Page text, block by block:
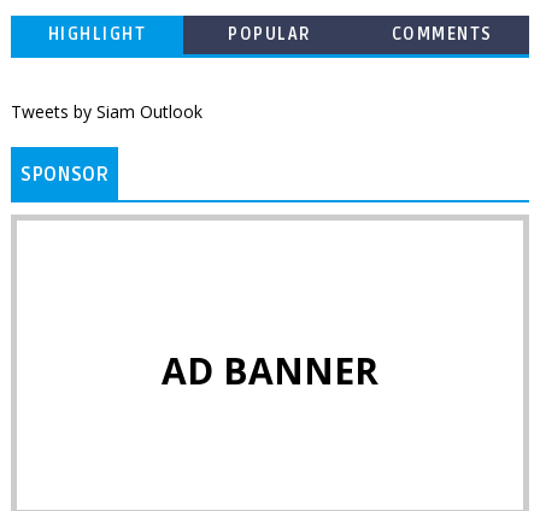
HIGHLIGHT POPULAR COMMENTS
Tweets by Siam Outlook
SPONSOR
AD BANNER